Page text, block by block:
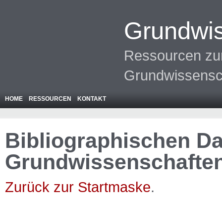
Ressourcen
HOME RESSOURCEN KONTAKT
Bibliographischen
Zurück zur Startmaske.